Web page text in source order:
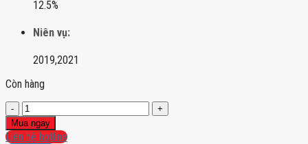
12.5%
Niên vụ:
2019,2021
Còn hàng
Rượu
vang
Attems
Mua ngay
Liên hệ hotline